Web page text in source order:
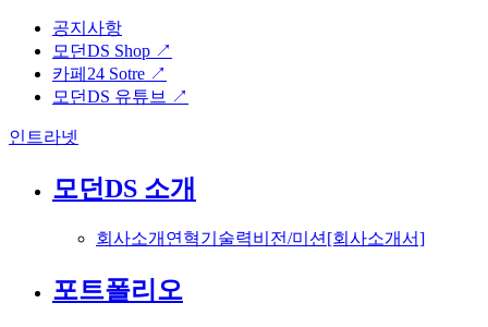
공지사항
모던DS Shop ↗
카페24 Sotre ↗
모던DS 유튜브 ↗
인트라넷
모던DS 소개
회사소개 연혁기술력비전/미션 [회사소개서]
포트폴리오